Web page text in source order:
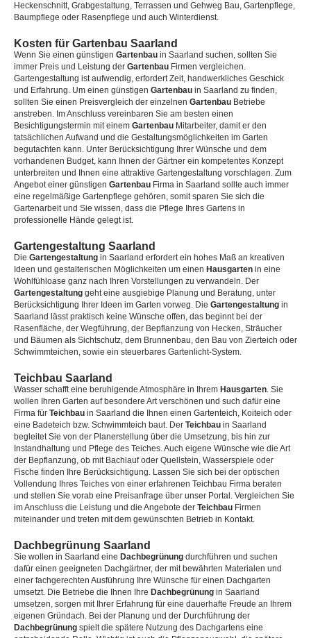
Heckenschnitt, Grabgestaltung, Terrassen und Gehweg Bau, Gartenpflege,
Baumpflege oder Rasenpflege und auch Winterdienst.
Kosten für Gartenbau Saarland
Wenn Sie einen günstigen Gartenbau in Saarland suchen, sollten Sie
immer Preis und Leistung der Gartenbau Firmen vergleichen.
Gartengestaltung ist aufwendig, erfordert Zeit, handwerkliches Geschick
und Erfahrung. Um einen günstigen Gartenbau in Saarland zu finden,
sollten Sie einen Preisvergleich der einzelnen Gartenbau Betriebe
anstreben. Im Anschluss vereinbaren Sie am besten einen
Besichtigungstermin mit einem Gartenbau Mitarbeiter, damit er den
tatsächlichen Aufwand und die Gestaltungsmöglichkeiten im Garten
begutachten kann. Unter Berücksichtigung Ihrer Wünsche und dem
vorhandenen Budget, kann Ihnen der Gärtner ein kompetentes Konzept
unterbreiten und Ihnen eine attraktive Gartengestaltung vorschlagen. Zum
Angebot einer günstigen Gartenbau Firma in Saarland sollte auch immer
eine regelmäßige Gartenpflege gehören, somit sparen Sie sich die
Gartenarbeit und Sie wissen, dass die Pflege Ihres Gartens in
professionelle Hände gelegt ist.
Gartengestaltung Saarland
Die Gartengestaltung in Saarland erfordert ein hohes Maß an kreativen
Ideen und gestalterischen Möglichkeiten um einen Hausgarten in eine
Wohlfühloase ganz nach Ihren Vorstellungen zu verwandeln. Der
Gartengestaltung geht eine ausgiebige Planung und Beratung, unter
Berücksichtigung Ihrer Ideen im Garten vorweg. Die Gartengestaltung in
Saarland lässt praktisch keine Wünsche offen, das beginnt bei der
Rasenfläche, der Wegführung, der Bepflanzung von Hecken, Sträucher
und Bäumen als Sichtschutz, dem Brunnenbau, den Bau von Zierteich oder
Schwimmteichen, sowie ein steuerbares Gartenlicht-System.
Teichbau Saarland
Wasser schafft eine beruhigende Atmosphäre in Ihrem Hausgarten. Sie
wollen Ihren Garten auf besondere Art verschönen und such dafür eine
Firma für Teichbau in Saarland die Ihnen einen Gartenteich, Koiteich oder
eine Badeteich bzw. Schwimmteich baut. Der Teichbau in Saarland
begleitet Sie von der Planerstellung über die Umsetzung, bis hin zur
Instandhaltung und Pflege des Teiches. Auch eigene Wünsche wie die Art
der Bepflanzung, ob mit Bachlauf oder Quellstein, Wasserspiele oder
Fische finden Ihre Berücksichtigung. Lassen Sie sich bei der optischen
Vollendung Ihres Teiches von einer erfahrenen Teichbau Firma beraten
und stellen Sie vorab eine Preisanfrage über unser Portal. Vergleichen Sie
im Anschluss die Leistung und die Angebote der Teichbau Firmen
miteinander und treten mit dem gewünschten Betrieb in Kontakt.
Dachbegrünung Saarland
Sie wollen in Saarland eine Dachbegrünung durchführen und suchen
dafür einen geeigneten Dachgärtner, der mit bewährten Materialen und
einer fachgerechten Ausführung Ihre Wünsche für einen Dachgarten
umsetzt. Die Betriebe die Ihnen Ihre Dachbegrünung in Saarland
umsetzen, sorgen mit Ihrer Erfahrung für eine dauerhafte Freude an Ihrem
eigenen Gründach. Bei der Planung und der Durchführung der
Dachbegrünung spielt die spätere Nutzung des Dachgartens eine